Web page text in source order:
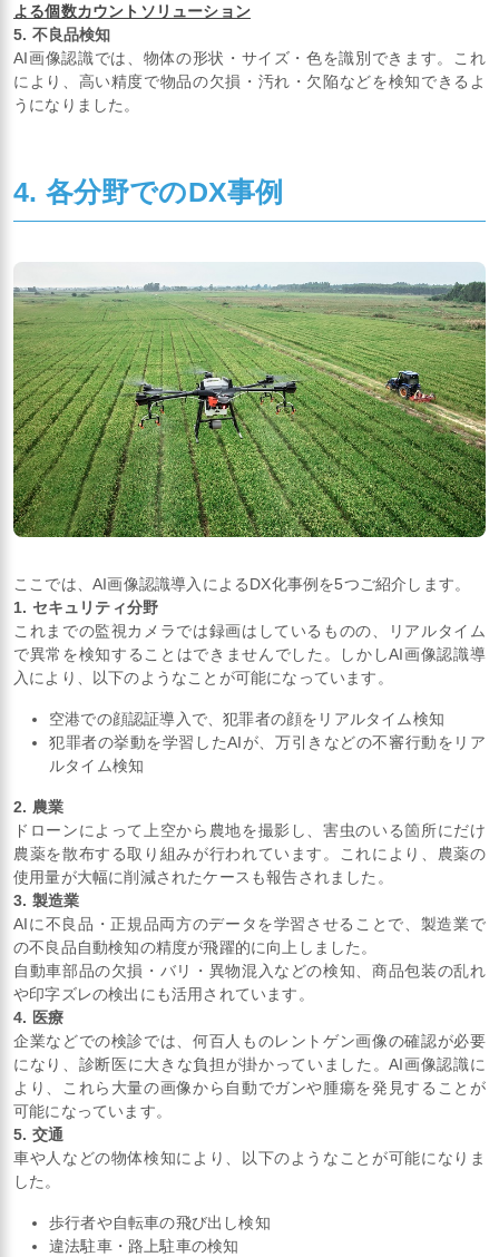
よる個数カウントソリューション
5. 不良品検知
AI画像認識では、物体の形状・サイズ・色を識別できます。これ
により、高い精度で物品の欠損・汚れ・欠陥などを検知できるよ
うになりました。
4. 各分野でのDX事例
ここでは、AI画像認識導入によるDX化事例を5つご紹介します。
1. セキュリティ分野
これまでの監視カメラでは録画はしているものの、リアルタイム
で異常を検知することはできませんでした。しかしAI画像認識導
入により、以下のようなことが可能になっています。
空港での顔認証導入で、犯罪者の顔をリアルタイム検知
犯罪者の挙動を学習したAIが、万引きなどの不審行動をリア
ルタイム検知
2. 農業
ドローンによって上空から農地を撮影し、害虫のいる箇所にだけ
農薬を散布する取り組みが行われています。これにより、農薬の
使用量が大幅に削減されたケースも報告されました。
3. 製造業
AIに不良品・正規品両方のデータを学習させることで、製造業で
の不良品自動検知の精度が飛躍的に向上しました。
自動車部品の欠損・バリ・異物混入などの検知、商品包装の乱れ
や印字ズレの検出にも活用されています。
4. 医療
企業などでの検診では、何百人ものレントゲン画像の確認が必要
になり、診断医に大きな負担が掛かっていました。AI画像認識に
より、これら大量の画像から自動でガンや腫瘍を発見することが
可能になっています。
5. 交通
車や人などの物体検知により、以下のようなことが可能になりま
した。
歩行者や自転車の飛び出し検知
違法駐車・路上駐車の検知